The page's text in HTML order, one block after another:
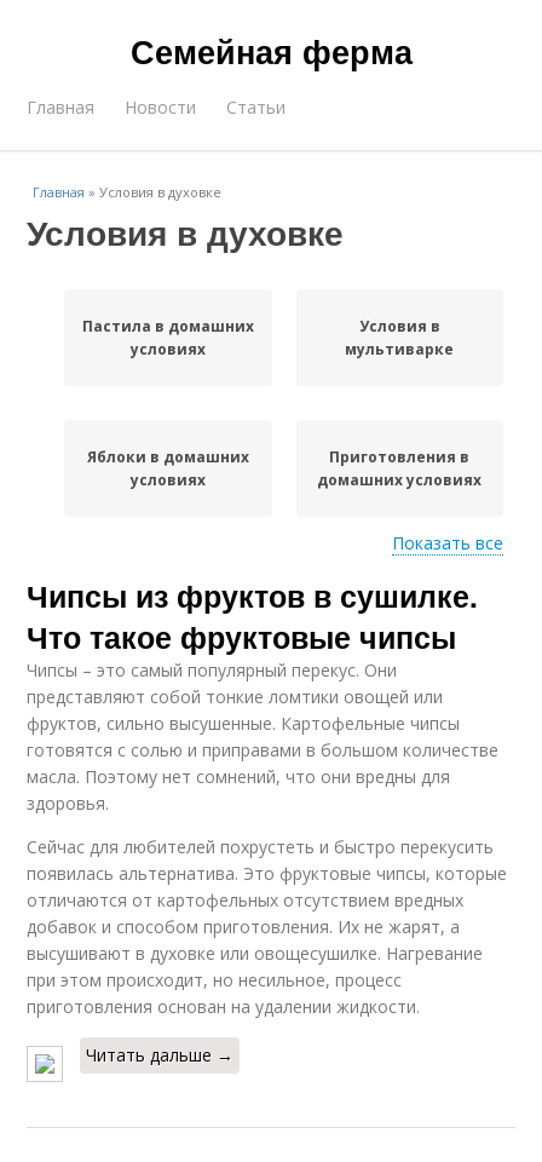
Семейная ферма
Главная Новости Статьи
Главная »Условия в духовке
Условия в духовке
Пастила в домашних
условиях
Условия в
мультиварке
Яблоки в домашних
условиях
Приготовления в
домашних условиях
Изюм в домашних
условиях
Условия на солнце
Показать все
Чипсы из фруктов в сушилке.
Что такое фруктовые чипсы
Чипсы – это самый популярный перекус. Они
представляют собой тонкие ломтики овощей или
фруктов, сильно высушенные. Картофельные чипсы
готовятся с солью и приправами в большом количестве
масла. Поэтому нет сомнений, что они вредны для
здоровья.
Сейчас для любителей похрустеть и быстро перекусить
появилась альтернатива. Это фруктовые чипсы, которые
отличаются от картофельных отсутствием вредных
добавок и способом приготовления. Их не жарят, а
высушивают в духовке или овощесушилке. Нагревание
при этом происходит, но несильное, процесс
приготовления основан на удалении жидкости.
Читать дальше →